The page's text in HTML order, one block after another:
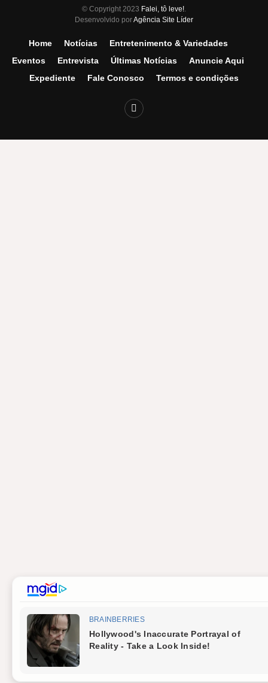
© Copyright 2023 Falei, tô leve!.
Desenvolvido porAgência Site Líder
Home Notícias
Entretenimento & Variedades
Eventos
Entrevista Últimas Notícias
Anuncie Aqui
Expediente
Fale Conosco Termos e condições